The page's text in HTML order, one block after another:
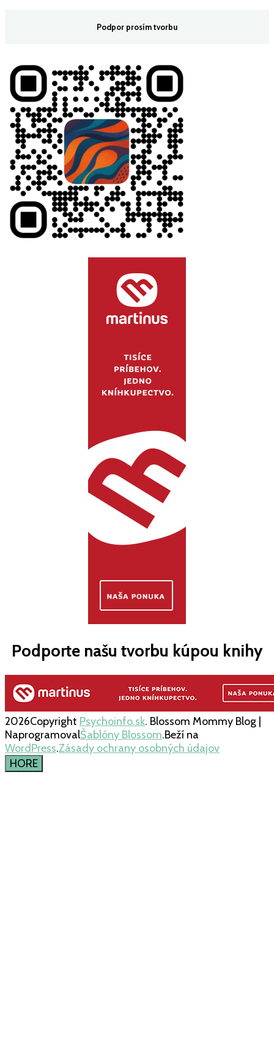
Podpor prosím tvorbu
Podporte našu tvorbu kúpou knihy
2026Copyright Psychoinfo.sk. Blossom Mommy Blog |
NaprogramovalŠablóny Blossom.Beží na
WordPress.Zásady ochrany osobných údajov
HORE